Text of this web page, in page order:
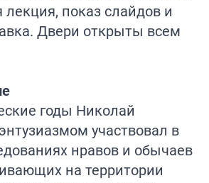
лекция, показ слайдов и
Двери открыты всем
годы Николай
участвовал в
нравов и обычаев
на территории